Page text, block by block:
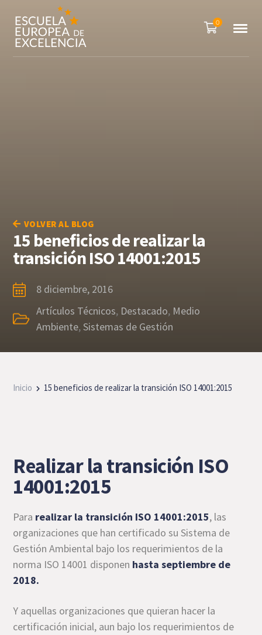
0
VOLVER AL BLOG
15 beneficios de realizar la
transición ISO 14001:2015
8 diciembre, 2016
Artículos Técnicos, Destacado, Medio
Ambiente,Sistemas de Gestión
Inicio 15 beneficios de realizar la transición ISO 14001:2015
Realizar la transición ISO
14001:2015
Para realizar la transición ISO 14001:2015, las
organizaciones que han certificado su Sistema de
Gestión Ambiental bajo los requerimientos de la
norma ISO 14001 disponen hasta septiembre de
2018.
Y aquellas organizaciones que quieran hacer la
certificación inicial, aun bajo los requerimientos de